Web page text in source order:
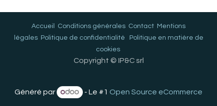
Accueil Conditions générales Contact Mentions
légales Politique de confidentialité
Politique en matière de
cookies
Copyright © IP&C srl
Généré par - Le #1 Open Source eCommerce